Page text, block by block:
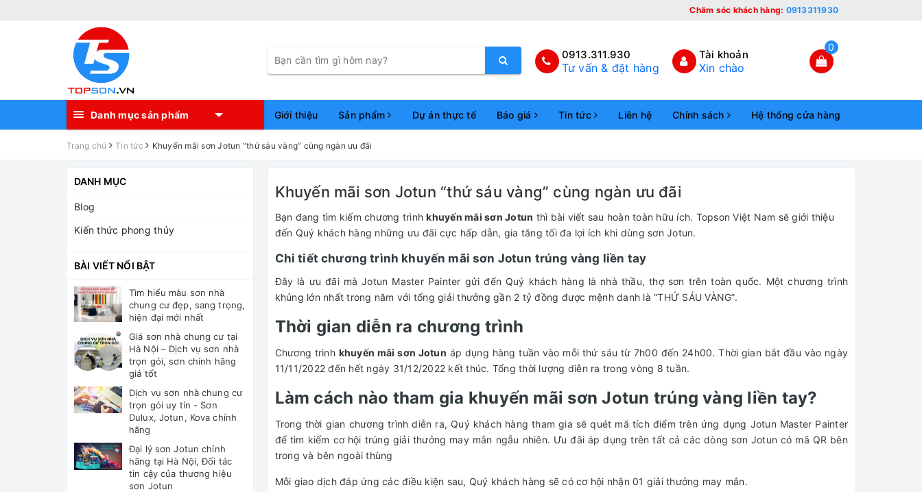
Chăm sóc khách hàng: 0913311930
0913.311.930
Tư vấn & đặt hàng
Tài khoản
Xin chào
0
Danh mục sản phẩm Giới thiệu Sản phẩm Dự án thực tế Báo giá Tin tức Liên hệ Chính sách Hệ thống cửa hàng
Trang chủ Tin tức Khuyến mãi sơn Jotun “thứ sáu vàng” cùng ngàn ưu đãi
Khuyến mãi sơn Jotun “thứ sáu vàng” cùng ngàn ưu đãi
Bạn đang tìm kiếm chương trìnhkhuyến mãi sơn Jotun thì bài viết sau hoàn toàn hữu ích. Topson Việt Nam sẽ giới thiệu
đến Quý khách hàng những ưu đãi cực hấp dẫn, gia tăng tối đa lợi ích khi dùng sơn Jotun.
Chi tiết chương trình khuyến mãi sơn Jotun trúng vàng liền tay
Đây là ưu đãi mà Jotun Master Painter gửi đến Quý khách hàng là nhà thầu, thợ sơn trên toàn quốc. Một chương trình
khủng lớn nhất trong năm với tổng giải thưởng gần 2 tỷ đồng được mệnh danh là “THỨ SÁU VÀNG”.
Thời gian diễn ra chương trình
Chương trình khuyến mãi sơn Jotun áp dụng hàng tuần vào mỗi thứ sáu từ 7h00 đến 24h00. Thời gian bắt đầu vào ngày
11/11/2022 đến hết ngày 31/12/2022 kết thúc. Tổng thời lượng diễn ra trong vòng 8 tuần.
Làm cách nào tham gia khuyến mãi sơn Jotun trúng vàng liền tay?
Trong thời gian chương trình diễn ra, Quý khách hàng tham gia sẽ quét mã tích điểm trên ứng dụng Jotun Master Painter
để tìm kiếm cơ hội trúng giải thưởng may mắn ngẫu nhiên. Ưu đãi áp dụng trên tất cả các dòng sơn Jotun có mã QR bên
trong và bên ngoài thùng
Mỗi giao dịch đáp ứng các điều kiện sau, Quý khách hàng sẽ có cơ hội nhận 01 giải thưởng may mắn.
DANH MỤC
Blog
Kiến thức phong thủy
BÀI VIẾT NỔI BẬT
Tìm hiểu màu sơn nhà
chung cư đẹp, sang trọng,
hiện đại mới nhất
Giá sơn nhà chung cư tại
Hà Nội – Dịch vụ sơn nhà
trọn gói, sơn chính hãng
giá tốt
Dịch vụ sơn nhà chung cư
trọn gói uy tín - Sơn
Dulux, Jotun, Kova chính
hãng
Đại lý sơn Jotun chính
hãng tại Hà Nội, Đối tác
tin cậy của thương hiệu
sơn Jotun